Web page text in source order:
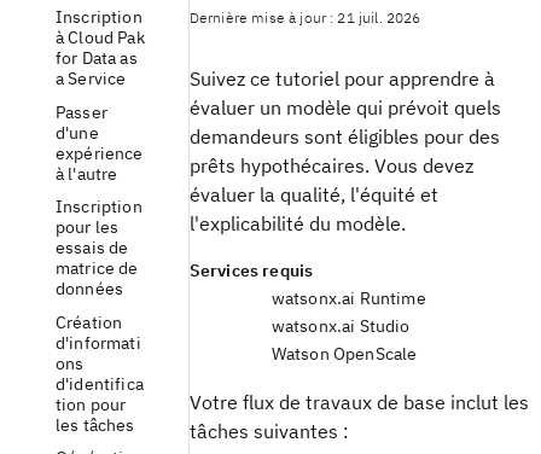
Inscription
à Cloud Pak
for Data as
a Service
Passer
d'une
expérience
à l'autre
Inscription
pour les
essais de
matrice de
données
Création
d'informati
ons
d'identifica
tion pour
les tâches
Dernière mise à jour : 21 juil. 2026
Suivez ce tutoriel pour apprendre à
évaluer un modèle qui prévoit quels
demandeurs sont éligibles pour des
prêts hypothécaires. Vous devez
évaluer la qualité, l'équité et
l'explicabilité du modèle.
Services requis
watsonx.ai Runtime
watsonx.ai Studio
Watson OpenScale
Votre flux de travaux de base inclut les
tâches suivantes :